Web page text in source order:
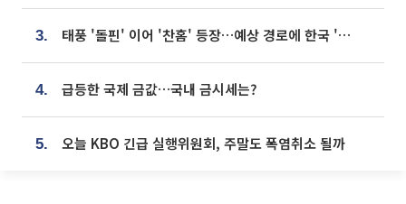
3. 태풍 '돌핀' 이어 '찬홈' 등장…예상 경로에 한국 '한숨'
4. 급등한 국제 금값…국내 금시세는?
5. 오늘 KBO 긴급 실행위원회, 주말도 폭염취소 될까